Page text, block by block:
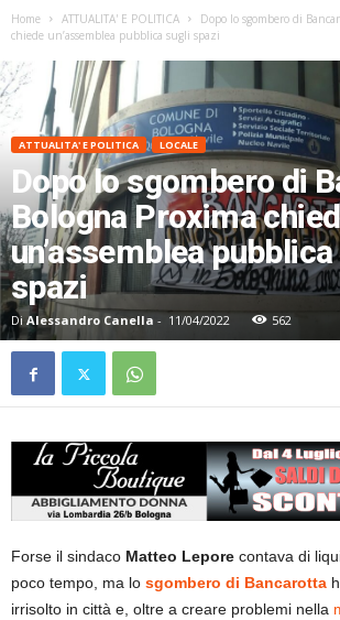
Home ATTUALITA' E POLITICA
Dopo lo sgombero di
chiede un’assemblea pubblica sugli spazi
ATTUALITA' E POLITICA LOCALE
Dopo lo sgombero di
Bologna Proxima
un’assemblea
spazi
Di Alessandro Canella - 11/04/2022 562
Forse il sindaco Matteo Lepore contava di
poco tempo, ma lo sgombero di Bancarotta
irrisolto in città e, oltre a creare problemi nella